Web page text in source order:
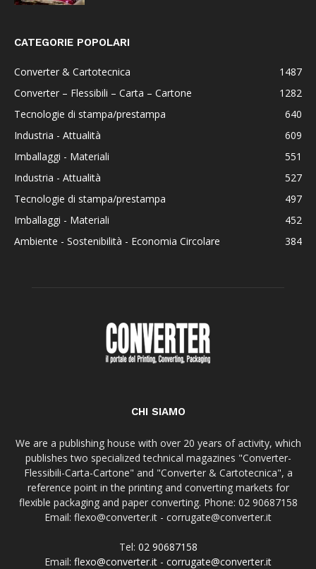
CATEGORIE POPOLARI
Converter & Cartotecnica
1487
Converter – Flessibili – Carta – Cartone
1282
Tecnologie di stampa/prestampa
640
Industria - Attualità
609
Imballaggi - Materiali
551
Industria - Attualità
527
Tecnologie di stampa/prestampa
497
Imballaggi - Materiali
452
Ambiente - Sostenibilità - Economia Circolare
384
CHI SIAMO
We are a publishing house with over 20 years of activity, which
publishes two specialized technical magazines "Converter-
Flessibili-Carta-Cartone" and "Converter & Cartotecnica", a
reference point in the printing and converting markets for
flexible packaging and paper converting. Phone: 02 90687158
Email: flexo@converter.it - corrugate@converter.it
Tel: 02 90687158
Email: flexo@converter.it - corrugate@converter.it